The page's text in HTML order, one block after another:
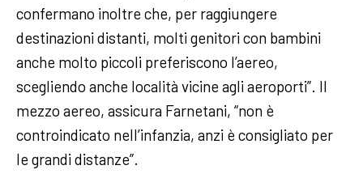
confermano inoltre che, per raggiungere
destinazioni distanti, molti genitori con bambini
anche molto piccoli preferiscono l’aereo,
scegliendo anche località vicine agli aeroporti”. Il
mezzo aereo, assicura Farnetani, “non è
controindicato nell’infanzia, anzi è consigliato per
le grandi distanze”.